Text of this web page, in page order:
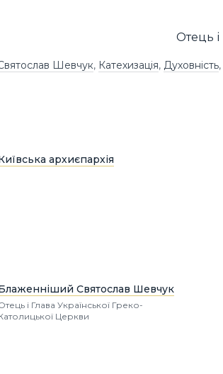
Отець і
Шевчук, Катехизація, Духовність,
архиєпархія
Святослав Шевчук
і Глава Української Греко-
Церкви